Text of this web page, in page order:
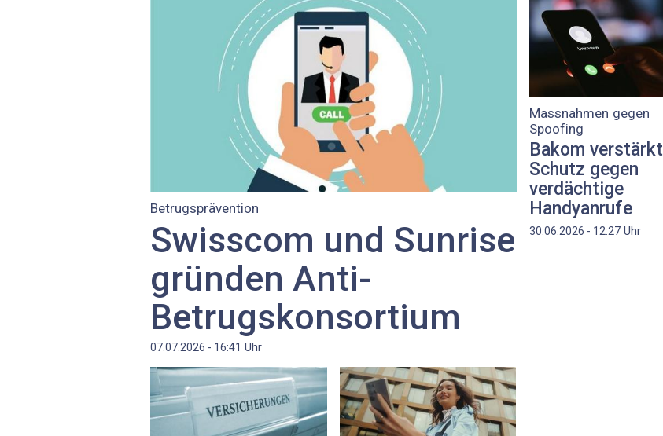
Betrugsprävention
Swisscom und Sunrise
gründen Anti-
Betrugskonsortium
07.07.2026 - 16:41 Uhr
Massnahmen gegen
Spoofing
Bakom verstärkt
Schutz gegen
verdächtige
Handyanrufe
30.06.2026 - 12:27Uhr